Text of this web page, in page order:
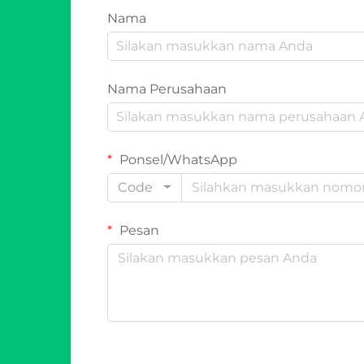
Nama
Nama Perusahaan
Ponsel/WhatsApp
Code
Pesan